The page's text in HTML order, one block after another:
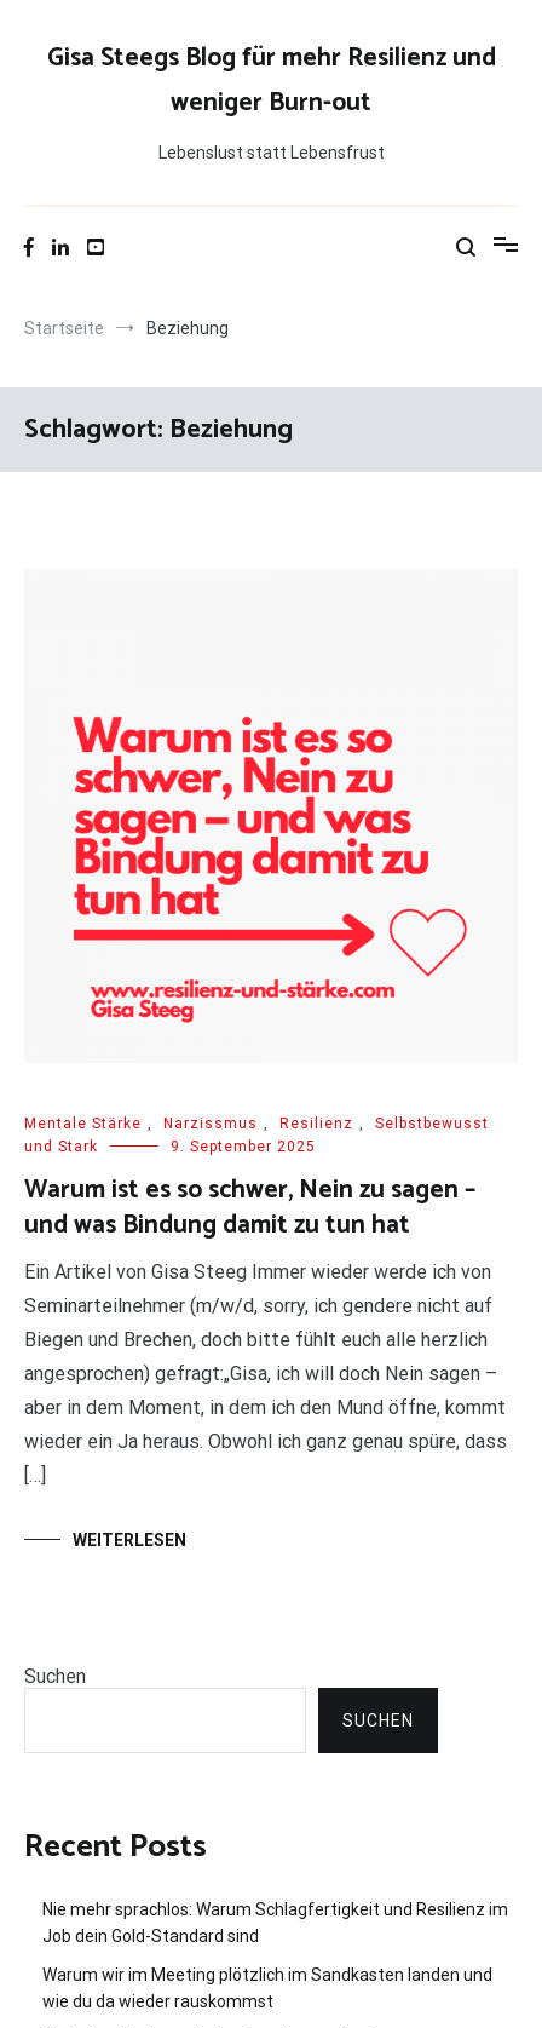
springenGisa Steegs Blog für mehr Resilienz und
weniger Burn-out
Lebenslust statt Lebensfrust
Startseite Beziehung
Schlagwort: Beziehung
Mentale Stärke , Narzissmus , Resilienz ,
Selbstbewusst
und Stark
9. September 2025
Warum ist es so schwer, Nein zu sagen –
und was Bindung damit zu tun hat
Ein Artikel von Gisa Steeg Immer wieder werde ich von
Seminarteilnehmer (m/w/d, sorry, ich gendere nicht auf
Biegen und Brechen, doch bitte fühlt euch alle herzlich
angesprochen) gefragt:„Gisa, ich will doch Nein sagen –
aber in dem Moment, in dem ich den Mund öffne, kommt
wieder ein Ja heraus. Obwohl ich ganz genau spüre, dass
[…]
WEITERLESEN
Suchen
SUCHEN
Recent Posts
Nie mehr sprachlos: Warum Schlagfertigkeit und Resilienz im
Job dein Gold-Standard sind
Warum wir im Meeting plötzlich im Sandkasten landen und
wie du da wieder rauskommst